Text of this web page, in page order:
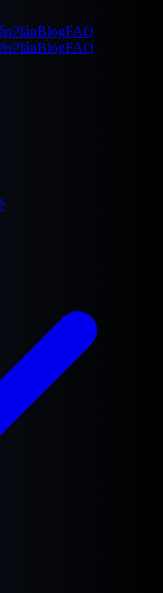
PlánBlogFAQ
PlánBlogFAQ